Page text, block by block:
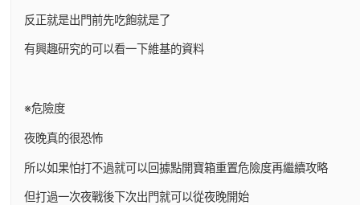
反正就是出門前先吃飽就是了
有興趣研究的可以看一下維基的資料
※危險度
夜晚真的很恐怖
所以如果怕打不過就可以回據點開寶箱重置危險度再繼續攻略
但打過一次夜戰後下次出門就可以從夜晚開始